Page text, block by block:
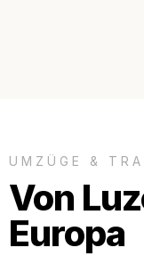
UMZÜGE &
Von
Europa